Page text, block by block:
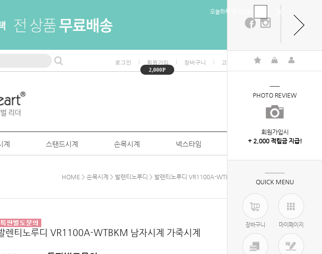
PHOTO REVIEW
회원가입시
+ 2,000 적립금 지급!
QUICK MENU
장바구니 마이페이지
오늘하루 열지않음
로그인
회원가입
2,000P
장바구니 고객센터 마이페이지
계 스탠드시계 손목시계 넥스타임 특판/대량구매
HOME > 손목시계 > 발렌티노루디 > 발렌티노루디 VR1100A-WTBKM 남자시계 가죽시계
렌티노루디 VR1100A-WTBKM 남자시계 가죽시계